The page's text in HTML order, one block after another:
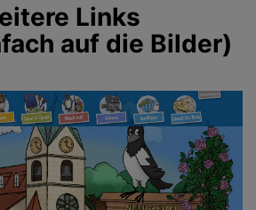
Links
auf die Bilder)